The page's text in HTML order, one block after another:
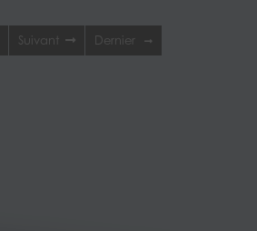
Suivant Dernier